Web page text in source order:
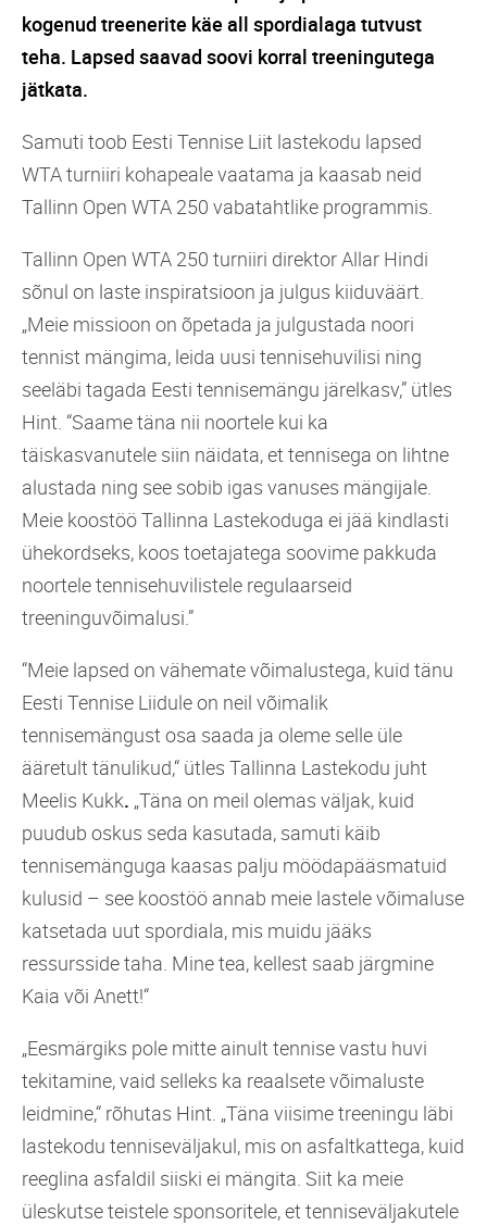
kogenud treenerite käe all spordialaga tutvust
teha. Lapsed saavad soovi korral treeningutega
jätkata.
Samuti toob Eesti Tennise Liit lastekodu lapsed
WTA turniiri kohapeale vaatama ja kaasab neid
Tallinn Open WTA 250 vabatahtlike programmis.
Tallinn Open WTA 250 turniiri direktor Allar Hindi
sõnul on laste inspiratsioon ja julgus kiiduväärt.
„Meie missioon on õpetada ja julgustada noori
tennist mängima, leida uusi tennisehuvilisi ning
seeläbi tagada Eesti tennisemängu järelkasv,” ütles
Hint. “Saame täna nii noortele kui ka
täiskasvanutele siin näidata, et tennisega on lihtne
alustada ning see sobib igas vanuses mängijale.
Meie koostöö Tallinna Lastekoduga ei jää kindlasti
ühekordseks, koos toetajatega soovime pakkuda
noortele tennisehuvilistele regulaarseid
treeninguvõimalusi.”
“Meie lapsed on vähemate võimalustega, kuid tänu
Eesti Tennise Liidule on neil võimalik
tennisemängust osa saada ja oleme selle üle
ääretult tänulikud,“ ütles Tallinna Lastekodu juht
Meelis Kukk. „Täna on meil olemas väljak, kuid
puudub oskus seda kasutada, samuti käib
tennisemänguga kaasas palju möödapääsmatuid
kulusid – see koostöö annab meie lastele võimaluse
katsetada uut spordiala, mis muidu jääks
ressursside taha. Mine tea, kellest saab järgmine
Kaia või Anett!“
„Eesmärgiks pole mitte ainult tennise vastu huvi
tekitamine, vaid selleks ka reaalsete võimaluste
leidmine,“ rõhutas Hint. „Täna viisime treeningu läbi
lastekodu tenniseväljakul, mis on asfaltkattega, kuid
reeglina asfaldil siiski ei mängita. Siit ka meie
üleskutse teistele sponsoritele, et tenniseväljakutele